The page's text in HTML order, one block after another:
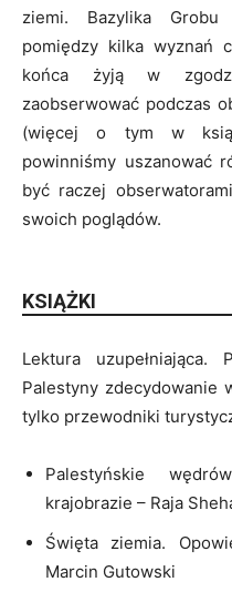
ziemi. Bazylika
pomiędzy kilka wyznań
końca żyją w
zaobserwować podczas
(więcej o tym w
powinniśmy uszanować
być raczej
swoich poglądów.
KSIĄŻKI
Lektura
Palestyny zdecydowanie
tylko przewodniki
Palestyńskie
krajobrazie – Raja
Święta ziemia.
Marcin Gutowski